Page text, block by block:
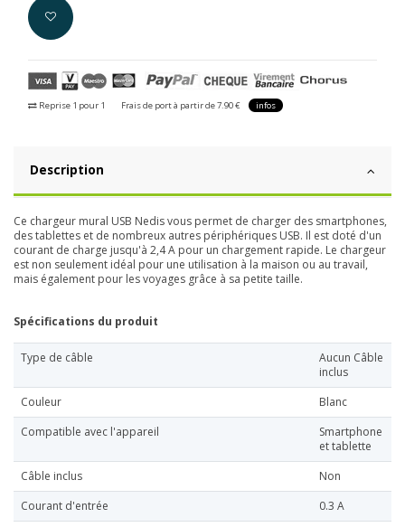
Reprise 1 pour 1 Frais de port à partir de 7.90 € infos
Description
Ce chargeur mural USB Nedis vous permet de charger des smartphones,
des tablettes et de nombreux autres périphériques USB. Il est doté d'un
courant de charge jusqu'à 2,4 A pour un chargement rapide. Le chargeur
est non seulement idéal pour une utilisation à la maison ou au travail,
mais également pour les voyages grâce à sa petite taille.
Spécifications du produit
Type de câble
Aucun Câble
inclus
Couleur
Blanc
Compatible avec l'appareil
Smartphone
et tablette
Câble inclus
Non
Courant d'entrée
0.3 A